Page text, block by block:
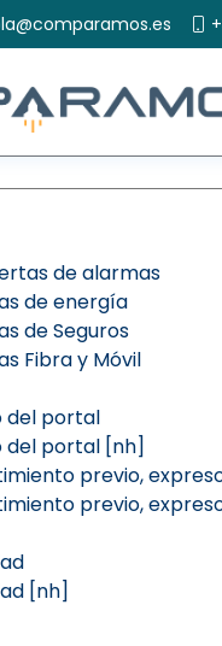
de alarmas
de energía
de Seguros
Fibra y Móvil
del portal
del portal [nh]
previo,
previo,
[nh]